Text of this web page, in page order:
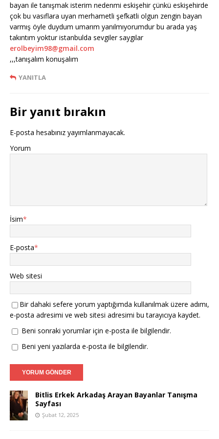
bayan ile tanışmak isterim nedenmi eskişehir çünkü eskişehirde
çok bu vasıflara uyan merhametli şefkatli olgun zengin bayan
varmış öyle duydum umarım yanılmıyorumdur bu arada yaş
takıntım yoktur istanbulda sevgiler saygılar
erolbeyim98@gmail.com
,,,tanışalım konuşalım
YANITLA
Bir yanıt bırakın
E-posta hesabınız yayımlanmayacak.
Yorum
İsim*
E-posta*
Web sitesi
Bir dahaki sefere yorum yaptığımda kullanılmak üzere adımı,
e-posta adresimi ve web sitesi adresimi bu tarayıcıya kaydet.
Beni sonraki yorumlar için e-posta ile bilgilendir.
Beni yeni yazılarda e-posta ile bilgilendir.
Bitlis Erkek Arkadaş Arayan Bayanlar Tanışma
Sayfası
Şubat 12, 2025